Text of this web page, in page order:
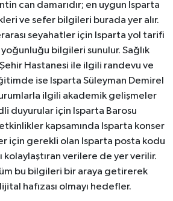
can damarıdır; en uygun Isparta
ve sefer bilgileri burada yer alır.
seyahatler için Isparta yol tarifi
bilgileri sunulur. Sağlık
Hastanesi ile ilgili randevu ve
ise Isparta Süleyman Demirel
ilgili akademik gelişmeler
duyurular için Isparta Barosu
etkinlikler kapsamında Isparta konser
için gerekli olan Isparta posta kodu
kolaylaştıran verilere de yer verilir.
bu bilgileri bir araya getirerek
hafızası olmayı hedefler.